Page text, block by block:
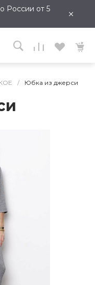
России от 5
×
/ Юбка из джерси